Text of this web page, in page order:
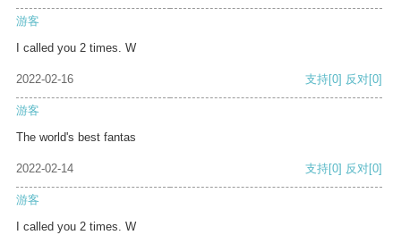
游客
I called you 2 times. W
2022-02-16 支持[0] 反对[0]
游客
The world's best fantas
2022-02-14 支持[0] 反对[0]
游客
I called you 2 times. W